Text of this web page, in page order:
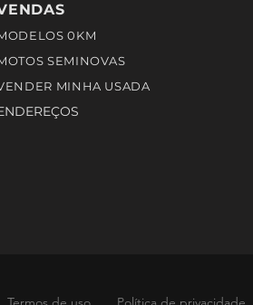
0KM
SEMINOVAS
MINHA USADA